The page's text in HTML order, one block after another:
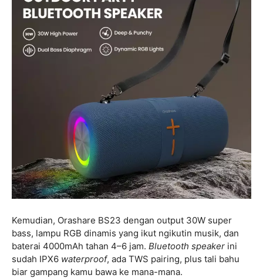
Kemudian, Orashare BS23 dengan output 30W super
bass, lampu RGB dinamis yang ikut ngikutin musik, dan
baterai 4000mAh tahan 4–6 jam. Bluetooth speaker ini
sudah IPX6 waterproof, ada TWS pairing, plus tali bahu
biar gampang kamu bawa ke mana-mana.